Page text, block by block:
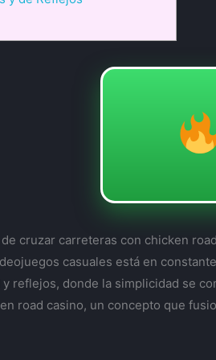
cruzar carreteras con chicken
casuales está en
reflejos, donde la simplicidad se
road casino, un concepto que